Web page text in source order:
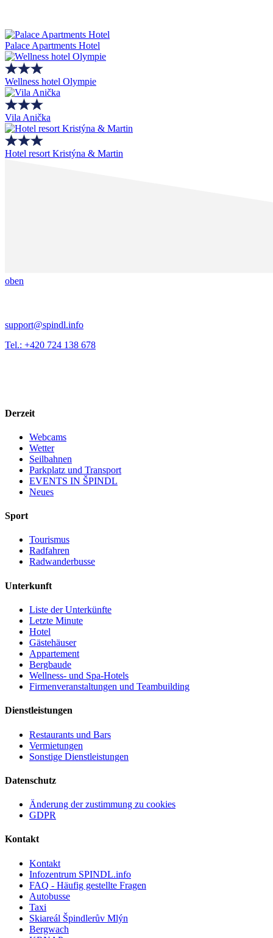
Palace Apartments Hotel
Wellness hotel Olympie
Vila Anička
Hotel resort Kristýna & Martin
oben
support@spindl.info
Tel.: +420 724 138 678
Derzeit
Webcams
Wetter
Seilbahnen
Parkplatz und Transport
EVENTS IN ŠPINDL
Neues
Sport
Tourismus
Radfahren
Radwanderbusse
Unterkunft
Liste der Unterkünfte
Letzte Minute
Hotel
Gästehäuser
Appartement
Bergbaude
Wellness- und Spa-Hotels
Firmenveranstaltungen und Teambuilding
Dienstleistungen
Restaurants und Bars
Vermietungen
Sonstige Dienstleistungen
Datenschutz
Änderung der zustimmung zu cookies
GDPR
Kontakt
Kontakt
Infozentrum SPINDL.info
FAQ - Häufig gestellte Fragen
Autobusse
Taxi
Skiareál Špindlerův Mlýn
Bergwach